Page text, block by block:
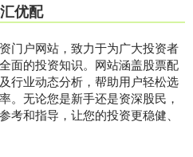
优配
门户网站，致力于为广大投资者
面的投资知识。网站涵盖股票配
行业动态分析，帮助用户轻松选
。无论您是新手还是资深股民，
考和指导，让您的投资更稳健、